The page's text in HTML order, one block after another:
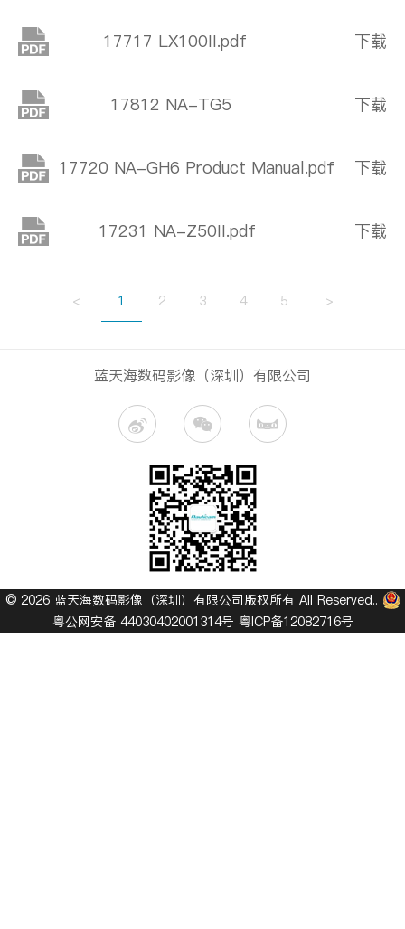
17717 LX100II.pdf 下载
17812 NA-TG5 下载
17720 NA-GH6 Product Manual.pdf 下载
17231 NA-Z50II.pdf 下载
< 1 2 3 4 5 >
蓝天海数码影像（深圳）有限公司
© 2026 蓝天海数码影像（深圳）有限公司版权所有 All Reserved..
粤公网安备 44030402001314号 粤ICP备12082716号